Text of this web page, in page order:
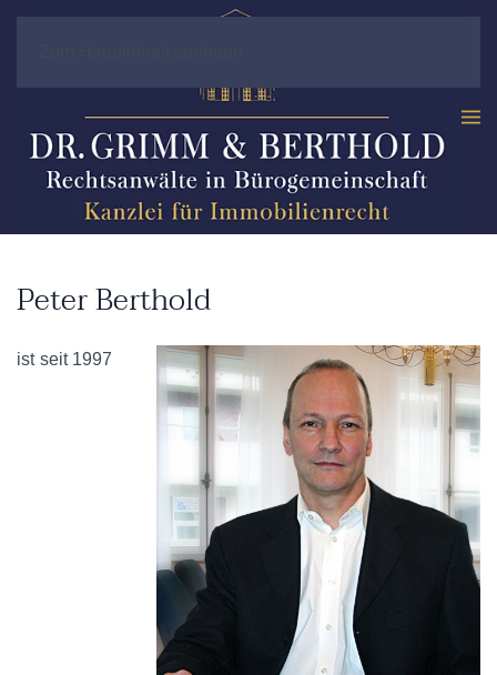
Peter Berthold
ist seit 1997